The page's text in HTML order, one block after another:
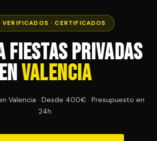
VERIFICADOS · CERTIFICADOS
Fiestas Privadas
enValencia
Valencia · Desde 400€ · Presupuesto en
24h